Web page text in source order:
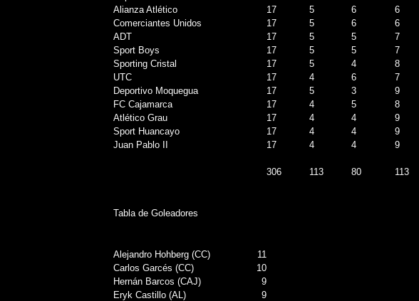
Alianza Atlético
17 5 6 6
Comerciantes Unidos
17 5 6 6
ADT
17 5 5 7
Sport Boys
17 5 5 7
Sporting Cristal
17 5 4 8
UTC
17 4 6 7
Deportivo Moquegua
17 5 3 9
FC Cajamarca
17 4 5 8
Atlético Grau
17 4 4 9
Sport Huancayo
17 4 4 9
Juan Pablo II
17 4 4 9
306 113 80 113
Tabla de Goleadores
Alejandro Hohberg (CC)
11
Carlos Garcés (CC)
10
Hernán Barcos (CAJ)
9
Eryk Castillo (AL)
9